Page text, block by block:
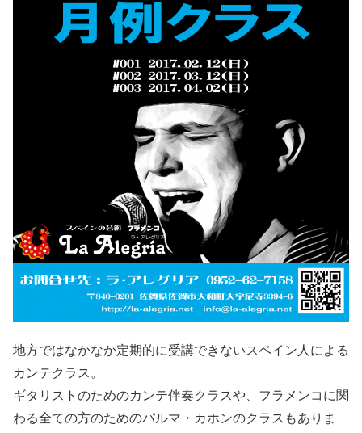
地方ではなかなか定期的に受講できないスペイン人による
カンテクラス。
ギタリストのためのカンテ伴奏クラスや、フラメンコに関
わる全ての方のためのパルマ・カホンのクラスもありま